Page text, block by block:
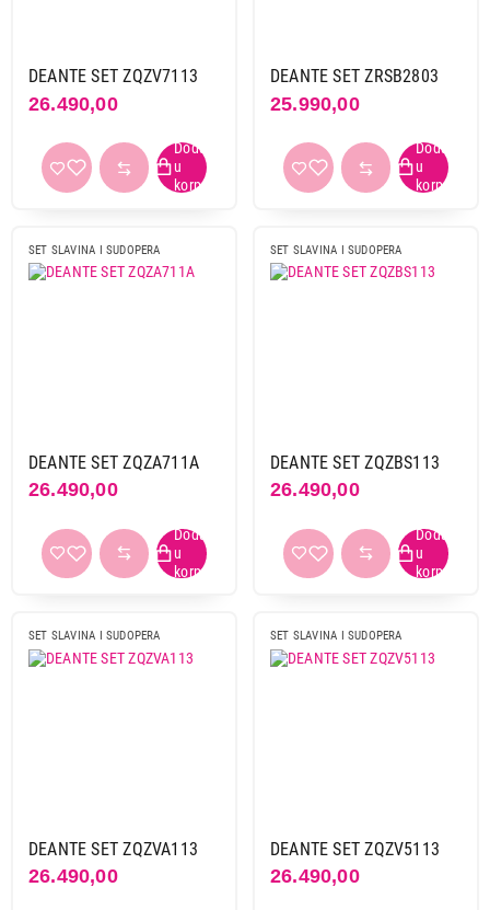
DEANTE SET ZQZV7113
26.490,00
DEANTE SET ZRSB2803
25.990,00
SET SLAVINA I SUDOPERA
DEANTE SET ZQZA711A
26.490,00
SET SLAVINA I SUDOPERA
DEANTE SET ZQZBS113
26.490,00
SET SLAVINA I SUDOPERA
DEANTE SET ZQZVA113
26.490,00
SET SLAVINA I SUDOPERA
DEANTE SET ZQZV5113
26.490,00